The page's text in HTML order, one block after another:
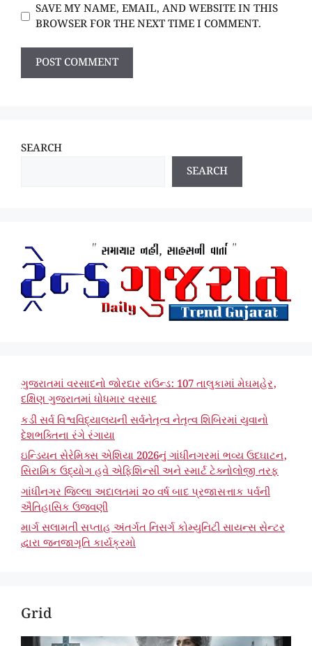
SAVE MY NAME, EMAIL, AND WEBSITE IN THIS
BROWSER FOR THE NEXT TIME I COMMENT.
SEARCH
SEARCH
ગુજરાતમાં વરસાદનો જોરદાર રાઉન્ડ: 107 તાલુકામાં મેઘમહેર,
દક્ષિણ ગુજરાતમાં ધોધમાર વરસાદ
કડી સર્વ વિશ્વવિદ્યાલયની સર્વનેતૃત્વ નેતૃત્વ શિબિરમાં યુવાનો
દેશભક્તિના રંગે રંગાયા
ઇન્ડિયન સેરેમિક્સ એશિયા 2026નું ગાંધીનગરમાં ભવ્ય ઉદઘાટન,
સિરામિક ઉદ્યોગ હવે એફિશિન્સી અને સ્માર્ટ ટેક્નોલોજી તરફ
ગાંધીનગર જિલ્લા અદાલતમાં ૨૦ વર્ષ બાદ પ્રજાસત્તાક પર્વની
ઐતિહાસિક ઉજવણી
માર્ગ સલામતી સપ્તાહ અંતર્ગત નિસર્ગ કોમ્યુનિટી સાયન્સ સેન્ટર
દ્વારા જનજાગૃતિ કાર્યક્રમો
Grid